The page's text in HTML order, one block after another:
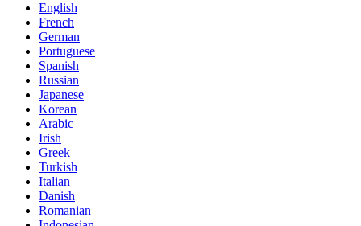
English
French
German
Portuguese
Spanish
Russian
Japanese
Korean
Arabic
Irish
Greek
Turkish
Italian
Danish
Romanian